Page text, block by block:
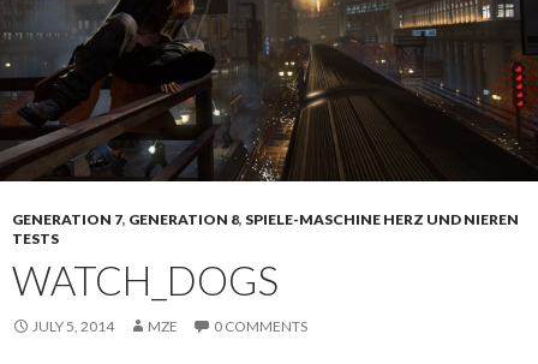
GENERATION 7, GENERATION 8, SPIELE-MASCHINE HERZ UND NIEREN
TESTS
WATCH_DOGS
JULY 5, 2014 MZE 0 COMMENTS